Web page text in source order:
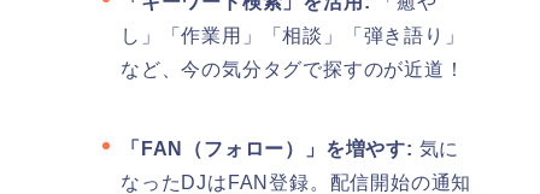
し」「作業用」「相談」「弾き語り」
など、今の気分タグで探すのが近道！
「FAN（フォロー）」を増やす: 気に
なったDJはFAN登録。配信開始の通知